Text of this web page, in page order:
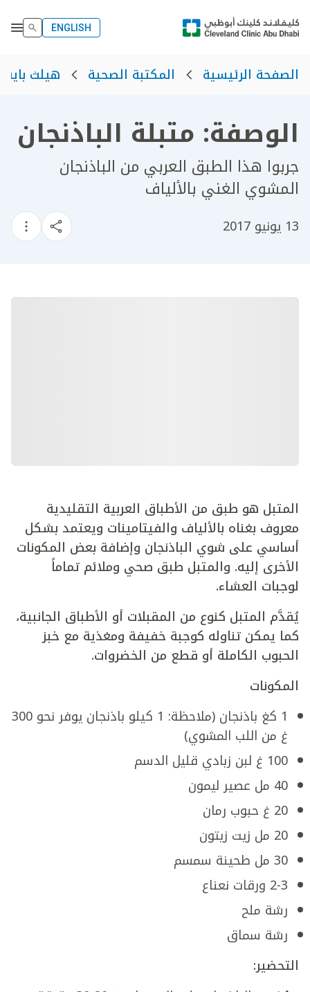
ENGLISH
الصفحة الرئيسية المكتبة الصحية هيلث بايت
الوصفة: متبلة الباذنجان
جربوا هذا الطبق العربي من الباذنجان
المشوي الغني بالألياف
13 يونيو 2017
المتبل هو طبق من الأطباق العربية التقليدية
معروف بغناه بالألياف والفيتامينات ويعتمد بشكل
أساسي على شوي الباذنجان وإضافة بعض المكونات
الأخرى إليه. والمتبل طبق صحي وملائم تماماً
لوجبات العشاء.
يُقدَّم المتبل كنوع من المقبلات أو الأطباق الجانبية،
كما يمكن تناوله كوجبة خفيفة ومغذية مع خبز
الحبوب الكاملة أو قطع من الخضروات.
المكونات
1 كغ باذنجان (ملاحظة: 1 كيلو باذنجان يوفر نحو 300
غ من اللب المشوي)
100 غ لبن زبادي قليل الدسم
40 مل عصير ليمون
20 غ حبوب رمان
20 مل زيت زيتون
30 مل طحينة سمسم
2-3 ورقات نعناع
رشة ملح
رشة سماق
التحضير: